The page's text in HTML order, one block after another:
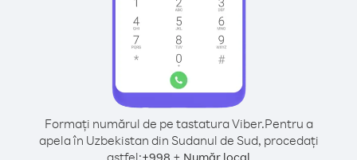
Formați numărul de pe tastatura Viber.Pentru a
apela în Uzbekistan din Sudanul de Sud, procedați
astfel:
+